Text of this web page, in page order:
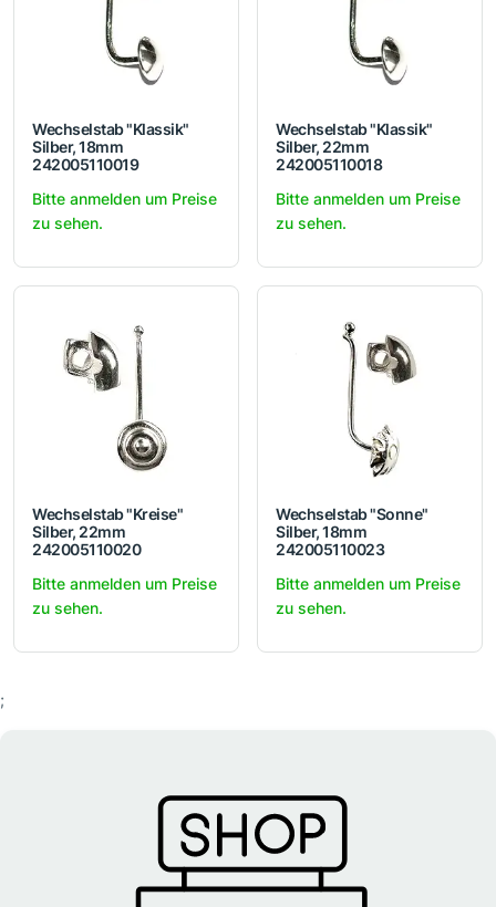
Wechselstab "Klassik"
Silber, 18mm
242005110019
Bitte anmelden um Preise
zu sehen.
Wechselstab "Klassik"
Silber, 22mm
242005110018
Bitte anmelden um Preise
zu sehen.
Wechselstab "Kreise"
Silber, 22mm
242005110020
Bitte anmelden um Preise
zu sehen.
Wechselstab "Sonne"
Silber, 18mm
242005110023
Bitte anmelden um Preise
zu sehen.
;